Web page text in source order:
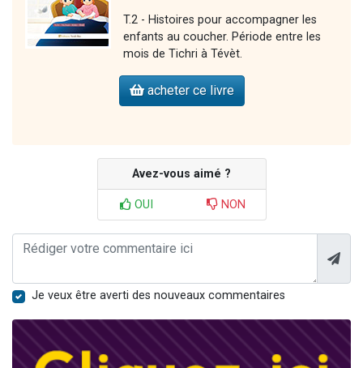
T.2 - Histoires pour accompagner les
enfants au coucher. Période entre les
mois de Tichri à Tévèt.
acheter ce livre
Avez-vous aimé ?
OUI NON
Je veux être averti des nouveaux commentaires